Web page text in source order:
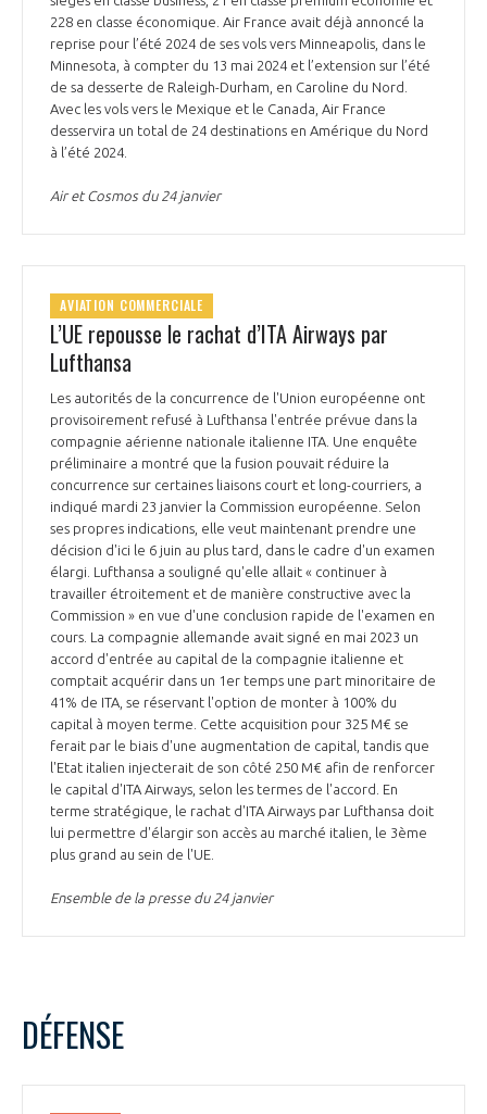
228 en classe économique. Air France avait déjà annoncé la
reprise pour l’été 2024 de ses vols vers Minneapolis, dans le
Minnesota, à compter du 13 mai 2024 et l’extension sur l’été
de sa desserte de Raleigh-Durham, en Caroline du Nord.
Avec les vols vers le Mexique et le Canada, Air France
desservira un total de 24 destinations en Amérique du Nord
à l’été 2024.
Air et Cosmos du 24 janvier
AVIATION COMMERCIALE
L’UE repousse le rachat d’ITA Airways par
Lufthansa
Les autorités de la concurrence de l'Union européenne ont
provisoirement refusé à Lufthansa l'entrée prévue dans la
compagnie aérienne nationale italienne ITA. Une enquête
préliminaire a montré que la fusion pouvait réduire la
concurrence sur certaines liaisons court et long-courriers, a
indiqué mardi 23 janvier la Commission européenne. Selon
ses propres indications, elle veut maintenant prendre une
décision d'ici le 6 juin au plus tard, dans le cadre d'un examen
élargi. Lufthansa a souligné qu'elle allait « continuer à
travailler étroitement et de manière constructive avec la
Commission » en vue d'une conclusion rapide de l'examen en
cours. La compagnie allemande avait signé en mai 2023 un
accord d'entrée au capital de la compagnie italienne et
comptait acquérir dans un 1er temps une part minoritaire de
41% de ITA, se réservant l'option de monter à 100% du
capital à moyen terme. Cette acquisition pour 325 M€ se
ferait par le biais d'une augmentation de capital, tandis que
l'Etat italien injecterait de son côté 250 M€ afin de renforcer
le capital d'ITA Airways, selon les termes de l'accord. En
terme stratégique, le rachat d'ITA Airways par Lufthansa doit
lui permettre d'élargir son accès au marché italien, le 3ème
plus grand au sein de l'UE.
Ensemble de la presse du 24 janvier
DÉFENSE